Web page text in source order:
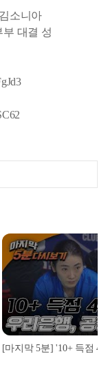
소니아
대결 성